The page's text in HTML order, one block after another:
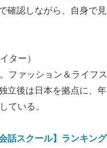
確認しながら、自身で見
ター）
ファッション＆ライフス
立後は日本を拠点に、年
ている。
話スクール】ランキング